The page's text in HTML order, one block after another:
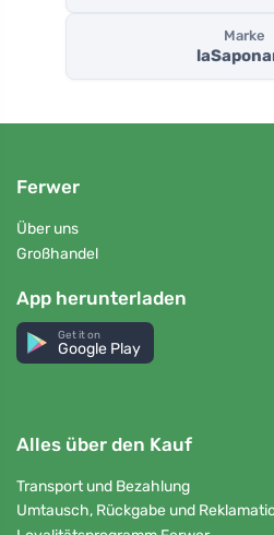
Marke
Ferwer
Über uns
Großhandel
App herunterladen
Get it on
Google Play
Alles über den Kauf
Transport und Bezahlung
Umtausch, Rückgabe und